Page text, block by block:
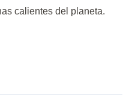
calientes del planeta.